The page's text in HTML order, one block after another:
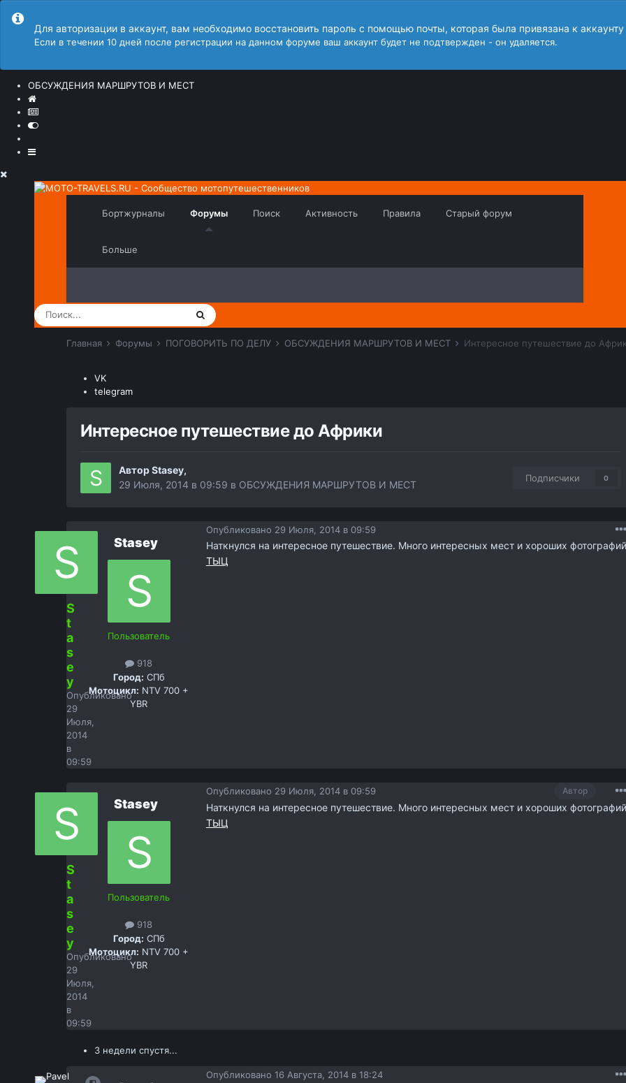
Для авторизации в аккаунт, вам необходимо восстановить пароль с помощью почты, которая была привязана к
Если в течении 10 дней после регистрации на данном форуме ваш аккаунт будет не подтвержден - он удаляется.
ОБСУЖДЕНИЯ МАРШРУТОВ И МЕСТ
Бортжурналы Форумы Поиск Активность Правила Старый форум
Больше
Главная Форумы ПОГОВОРИТЬ ПО ДЕЛУ ОБСУЖДЕНИЯ МАРШРУТОВ И МЕСТ Интересное путешествие до
VK
telegram
Интересное путешествие до Африки
АвторStasey,
29 Июля, 2014 в 09:59 в ОБСУЖДЕНИЯ МАРШРУТОВ И МЕСТ
Подписчики 0
S
t
a
s
e
y
Опубликовано
29
Июля,
2014
в
09:59
Stasey
Пользователь
918
Город: СПб
Мотоцикл: NTV 700 +
YBR
Опубликовано 29 Июля, 2014 в 09:59
Наткнулся на интересное путешествие. Много интересных мест и хороших
ТЫЦ
S
t
a
s
e
y
Опубликовано
29
Июля,
2014
в
09:59
Stasey
Пользователь
918
Город: СПб
Мотоцикл: NTV 700 +
YBR
Автор
Опубликовано 29 Июля, 2014 в 09:59
Наткнулся на интересное путешествие. Много интересных мест и хороших
ТЫЦ
3 недели спустя...
Опубликовано 16 Августа, 2014 в 18:24